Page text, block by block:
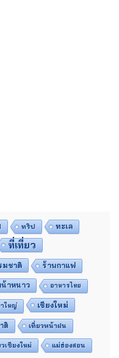
ทริป ทะเล
ที่เที่ยว
มชาติ ร้านกาแฟ
าหนาว อาหารไทย
าใหญ่ เชียงใหม่
ติ เที่ยวหน้าฝน
เชียงใหม่ แม่ฮ่องสอน